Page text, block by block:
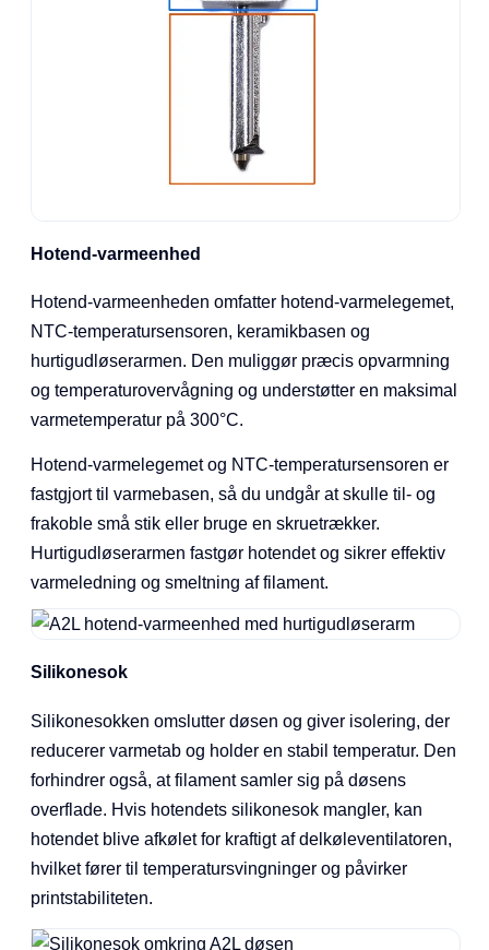
Hotend-varmeenhed
Hotend-varmeenheden omfatter hotend-varmelegemet,
NTC-temperatursensoren, keramikbasen og
hurtigudløserarmen. Den muliggør præcis opvarmning
og temperaturovervågning og understøtter en maksimal
varmetemperatur på 300°C.
Hotend-varmelegemet og NTC-temperatursensoren er
fastgjort til varmebasen, så du undgår at skulle til- og
frakoble små stik eller bruge en skruetrækker.
Hurtigudløserarmen fastgør hotendet og sikrer effektiv
varmeledning og smeltning af filament.
Silikonesok
Silikonesokken omslutter døsen og giver isolering, der
reducerer varmetab og holder en stabil temperatur. Den
forhindrer også, at filament samler sig på døsens
overflade. Hvis hotendets silikonesok mangler, kan
hotendet blive afkølet for kraftigt af delkøleventilatoren,
hvilket fører til temperatursvingninger og påvirker
printstabiliteten.